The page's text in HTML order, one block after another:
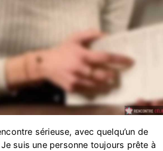
sérieuse, avec quelqu’un de
suis une personne toujours prête à